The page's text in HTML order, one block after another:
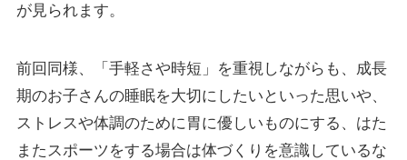
が見られます。
前回同様、「手軽さや時短」を重視しながらも、成長
期のお子さんの睡眠を大切にしたいといった思いや、
ストレスや体調のために胃に優しいものにする、はた
またスポーツをする場合は体づくりを意識しているな